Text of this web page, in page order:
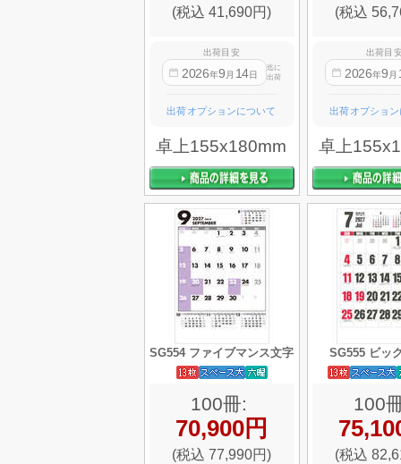
(税込 41,690円)
出荷目安
2026年9 月 14日
迄に
出荷
出荷オプションについて
卓上155x180mm
(税込
出荷目
2026年9 月
出荷オプショ
卓上
SG554 ファイブマンス文字
100冊:
70,900円
(税込 77,990円)
SG555 ビッ
100
(税込